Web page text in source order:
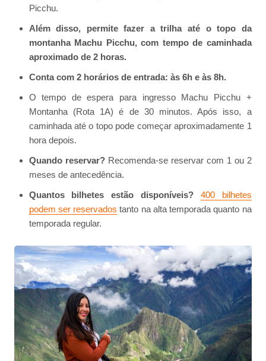
Picchu.
Além disso, permite fazer a trilha até o topo da
montanha Machu Picchu, com tempo de caminhada
aproximado de 2 horas.
Conta com 2 horários de entrada: às 6h e às 8h.
O tempo de espera para ingresso Machu Picchu +
Montanha (Rota 1A) é de 30 minutos. Após isso, a
caminhada até o topo pode começar aproximadamente 1
hora depois.
Quando reservar?Recomenda-se reservar com 1 ou 2
meses de antecedência.
Quantos bilhetes estão disponíveis?
400 bilhetes
podem ser reservados tanto na alta temporada quanto na
temporada regular.